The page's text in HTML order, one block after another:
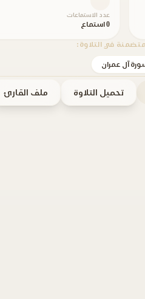
عدد الاستماعات
0 استماع
في التلاوة:
آل عمران
تحميل التلاوة ملف القارئ